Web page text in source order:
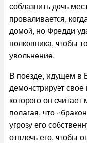
соблазнить дочь
проваливается,
домой, но Фредди
полковника, чтобы
увольнение.
В поезде, идущем в
демонстрирует
которого он
полагая, что
угрозу его
отвлечь его, чтобы